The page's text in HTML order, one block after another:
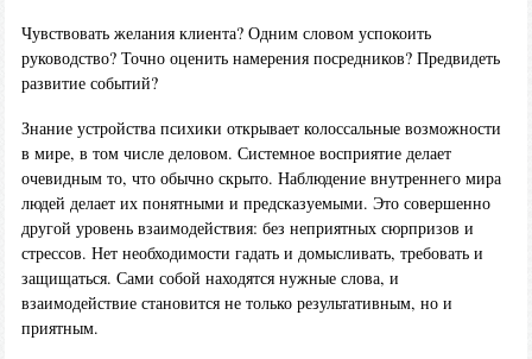
Чувствовать желания клиента? Одним словом успокоить
руководство? Точно оценить намерения посредников? Предвидеть
развитие событий?
Знание устройства психики открывает колоссальные возможности
в мире, в том числе деловом. Системное восприятие делает
очевидным то, что обычно скрыто. Наблюдение внутреннего мира
людей делает их понятными и предсказуемыми. Это совершенно
другой уровень взаимодействия: без неприятных сюрпризов и
стрессов. Нет необходимости гадать и домысливать, требовать и
защищаться. Сами собой находятся нужные слова, и
взаимодействие становится не только результативным, но и
приятным.